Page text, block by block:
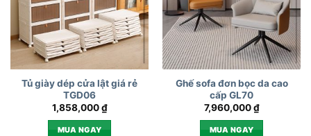
Tủ giày dép cửa lật giá rẻ
TGD06
1,858,000₫
MUA NGAY
Ghế sofa đơn bọc da cao
cấp GL70
7,960,000₫
MUA NGAY